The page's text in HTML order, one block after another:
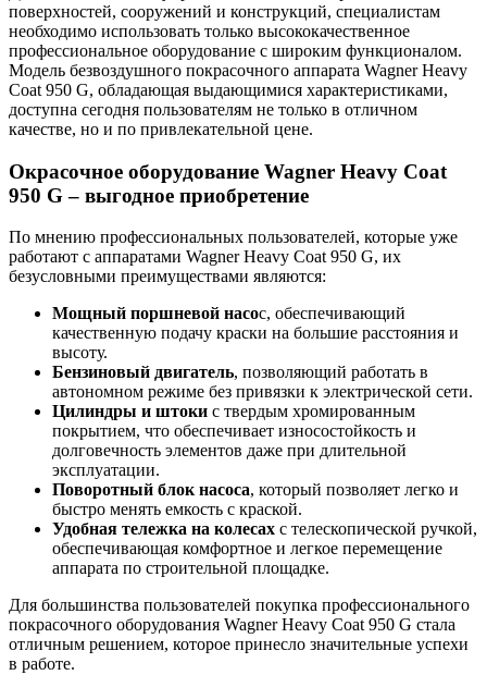
поверхностей, сооружений и конструкций, специалистам
необходимо использовать только высококачественное
профессиональное оборудование с широким функционалом.
Модель безвоздушного покрасочного аппарата Wagner Heavy
Coat 950 G, обладающая выдающимися характеристиками,
доступна сегодня пользователям не только в отличном
качестве, но и по привлекательной цене.
Окрасочное оборудование Wagner Heavy Coat
950 G – выгодное приобретение
По мнению профессиональных пользователей, которые уже
работают с аппаратами Wagner Heavy Coat 950 G, их
безусловными преимуществами являются:
Мощный поршневой насос, обеспечивающий
качественную подачу краски на большие расстояния и
высоту.
Бензиновый двигатель, позволяющий работать в
автономном режиме без привязки к электрической сети.
Цилиндры и штоки с твердым хромированным
покрытием, что обеспечивает износостойкость и
долговечность элементов даже при длительной
эксплуатации.
Поворотный блок насоса, который позволяет легко и
быстро менять емкость с краской.
Удобная тележка на колесах с телескопической ручкой,
обеспечивающая комфортное и легкое перемещение
аппарата по строительной площадке.
Для большинства пользователей покупка профессионального
покрасочного оборудования Wagner Heavy Coat 950 G стала
отличным решением, которое принесло значительные успехи
в работе.